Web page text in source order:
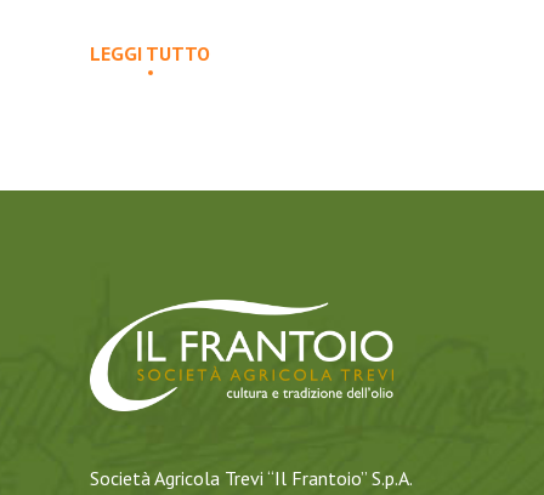
LEGGI TUTTO
Società Agricola Trevi “Il Frantoio” S.p.A.